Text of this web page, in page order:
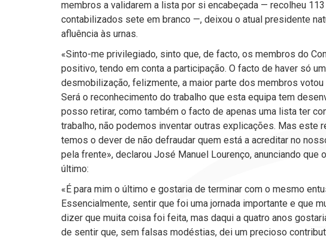
membros a validarem a lista por si encabeçada — recolheu
contabilizados sete em branco —, deixou o atual presidente
afluência às urnas.
«Sinto-me privilegiado, sinto que, de facto, os membros do
positivo, tendo em conta a participação. O facto de haver só
desmobilização, felizmente, a maior parte dos membros
Será o reconhecimento do trabalho que esta equipa tem
posso retirar, como também o facto de apenas uma lista ter
trabalho, não podemos inventar outras explicações. Mas este
temos o dever de não defraudar quem está a acreditar no
pela frente», declarou José Manuel Lourenço, anunciando que
último:
«É para mim o último e gostaria de terminar com o mesmo
Essencialmente, sentir que foi uma jornada importante e que
dizer que muita coisa foi feita, mas daqui a quatro anos
de sentir que, sem falsas modéstias, dei um precioso